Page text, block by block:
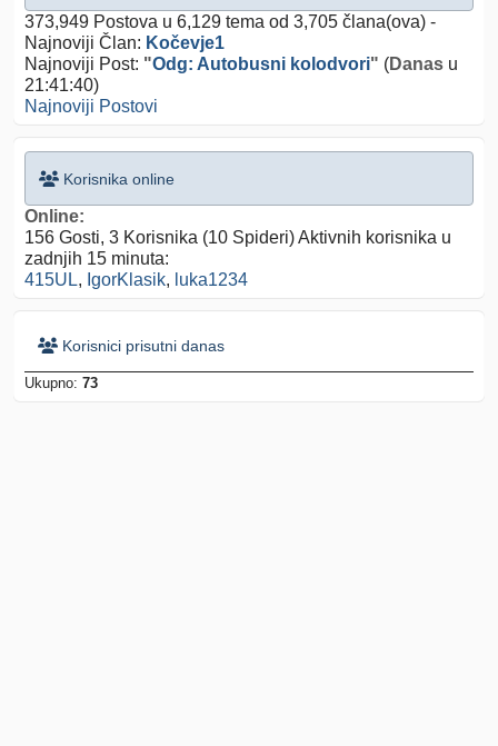
373,949 Postova u 6,129 tema od 3,705 člana(ova) -
Najnoviji Član: Kočevje1
Najnoviji Post: "Odg: Autobusni kolodvori" (Danas u
21:41:40)
Najnoviji Postovi
Korisnika online
Online:
156 Gosti, 3 Korisnika (10 Spideri) Aktivnih korisnika u
zadnjih 15 minuta:
415UL, IgorKlasik, luka1234
Korisnici prisutni danas
Ukupno: 73